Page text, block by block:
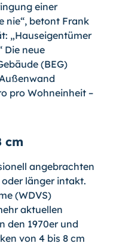
einer
nie“, betont Frank
„Hauseigentümer
Die neue
(BEG)
pro Wohneinheit –
cm
angebrachten
länger intakt.
(WDVS)
aktuellen
den 1970er und
von 4 bis 8 cm